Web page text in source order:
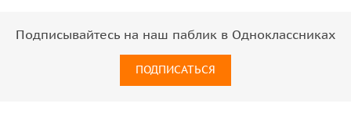
Подписывайтесь на наш паблик в Одноклассниках
ПОДПИСАТЬСЯ